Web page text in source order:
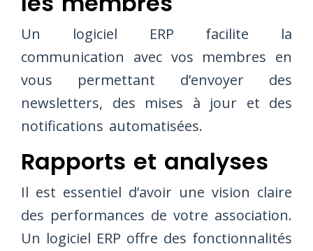
Un logiciel ERP facilite la
communication avec vos membres en
vous permettant d’envoyer des
newsletters, des mises à jour et des
notifications automatisées.
Rapports et analyses
Il est essentiel d’avoir une vision claire
des performances de votre association.
Un logiciel ERP offre des fonctionnalités